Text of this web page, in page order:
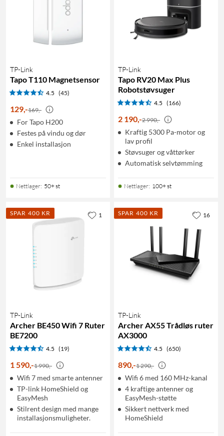
TP-Link
Tapo T110 Magnetsensor
4.5 (45)
129,-169,-
For Tapo H200
Festes på vindu og dør
Enkel installasjon
Nettlager: 50+ st
TP-Link
Tapo RV20 Max Plus
Robotstøvsuger
4.5 (166)
2 190,-2 990,-
Kraftig 5300 Pa-motor og
lav profil
Støvsuger og våttørker
Automatisk selvtømming
Nettlager: 100+ st
SPAR 400 KR
TP-Link
Archer BE450 Wifi 7 Ruter
BE7200
4.5 (19)
1 590,-1 990,-
Wifi 7 med smarte antenner
TP-link HomeShield og
EasyMesh
Stilrent design med mange
installasjonsmuligheter.
1 SPAR 400 KR
TP-Link
Archer AX55 Trådløs ruter
AX3000
4.5 (650)
890,-1 290,-
Wifi 6 med 160 MHz-kanal
4 kraftige antenner og
EasyMesh-støtte
Sikkert nettverk med
HomeShield
16